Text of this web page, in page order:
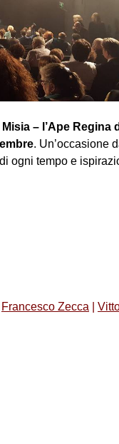
– l’Ape Regina
. Un’occasione
ogni tempo e
Francesco Zecca